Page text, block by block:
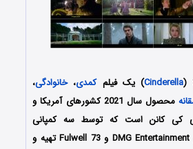
(
Cinderella) یک فیلمکمدی،خانوادگی،
محصول سال 2021 کشورهای آمریکا و
کی کانن است که توسط سه کمپانی‌
Columbia Pictures و DMG Entertainment و Fulwell 73 تهیه و